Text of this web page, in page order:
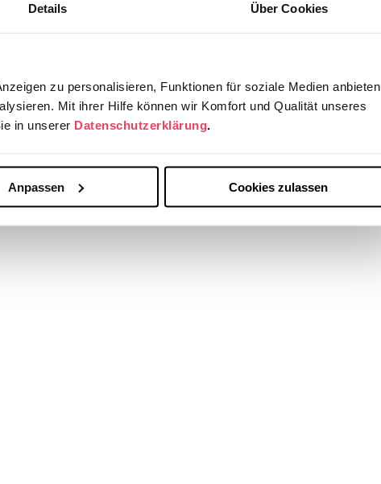
Details Über Cookies
zu personalisieren, Funktionen für soziale Medien anbieten
Mit ihrer Hilfe können wir Komfort und Qualität unseres
in unserer Datenschutzerklärung.
Anpassen Cookies zulassen